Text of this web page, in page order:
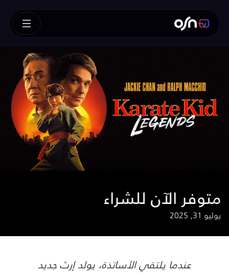
متوفر الآن للشراء
يوليو 31, 2025
عندما يلتقي الأساتذة، يولد إرث جديد